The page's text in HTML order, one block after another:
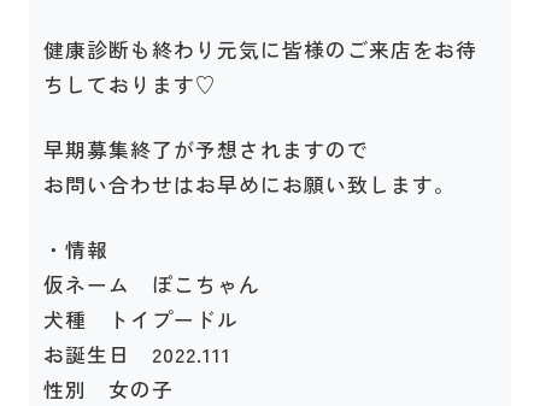
健康診断も終わり元気に皆様のご来店をお待
ちしております♡
早期募集終了が予想されますので
お問い合わせはお早めにお願い致します。
・情報
仮ネーム ぽこちゃん
犬種 トイプードル
お誕生日 2022.111
性別 女の子